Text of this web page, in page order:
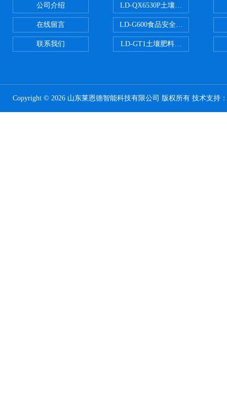
公司介绍
在线留言
联系我们
LD-QX6530P土壤氧化还原电位检
LD-G600食品安全检测仪
LD-GT1土壤肥料养分检测仪
Copyright © 2026 山东莱恩德智能科技有限公司 版权所有 技术支持：